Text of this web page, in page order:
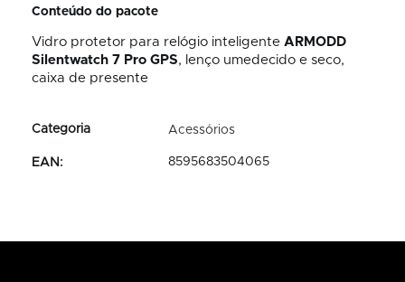
Conteúdo do pacote
Vidro protetor para relógio inteligente ARMODD
Silentwatch 7 Pro GPS, lenço umedecido e seco,
caixa de presente
Acessórios
EAN : 8595683504065